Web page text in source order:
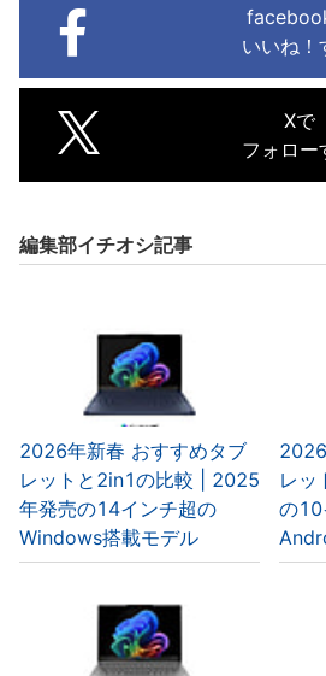
いいね！
Xで
フォロー
編集部イチオシ記事
2026年新春 おすすめタブ
レットと2in1の比較 | 2025
年発売の14インチ超の
Windows搭載モデル
レッ
の10